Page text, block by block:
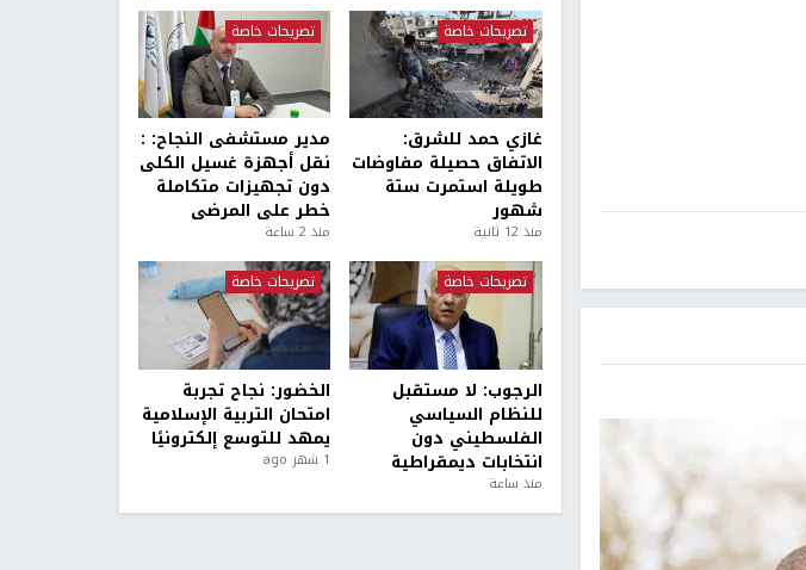
تصريحات خاصة
غازي حمد للشرق:
الاتفاق حصيلة مفاوضات
طويلة استمرت ستة
شهور
منذ 12 ثانية
تصريحات خاصة
مدير مستشفى النجاح: :
نقل أجهزة غسيل الكلى
دون تجهيزات متكاملة
خطر على المرضى
منذ 2 ساعة
تصريحات خاصة
الرجوب: لا مستقبل
للنظام السياسي
الفلسطيني دون
انتخابات ديمقراطية
منذ ساعة
تصريحات خاصة
الخضور: نجاح تجربة
امتحان التربية الإسلامية
يمهد للتوسع إلكترونيًا
1 شهر ago